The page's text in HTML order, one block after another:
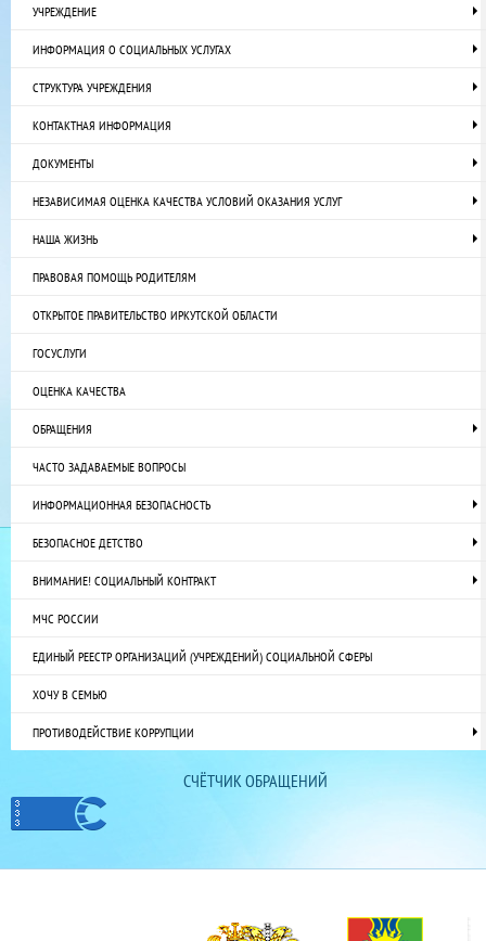
УЧРЕЖДЕНИЕ
ИНФОРМАЦИЯ О СОЦИАЛЬНЫХ УСЛУГАХ
СТРУКТУРА УЧРЕЖДЕНИЯ
КОНТАКТНАЯ ИНФОРМАЦИЯ
ДОКУМЕНТЫ
НЕЗАВИСИМАЯ ОЦЕНКА КАЧЕСТВА УСЛОВИЙ ОКАЗАНИЯ УСЛУГ
НАША ЖИЗНЬ
ПРАВОВАЯ ПОМОЩЬ РОДИТЕЛЯМ
ОТКРЫТОЕ ПРАВИТЕЛЬСТВО ИРКУТСКОЙ ОБЛАСТИ
ГОСУСЛУГИ
ОЦЕНКА КАЧЕСТВА
ОБРАЩЕНИЯ
ЧАСТО ЗАДАВАЕМЫЕ ВОПРОСЫ
ИНФОРМАЦИОННАЯ БЕЗОПАСНОСТЬ
БЕЗОПАСНОЕ ДЕТСТВО
ВНИМАНИЕ! СОЦИАЛЬНЫЙ КОНТРАКТ
МЧС РОССИИ
ЕДИНЫЙ РЕЕСТР ОРГАНИЗАЦИЙ (УЧРЕЖДЕНИЙ) СОЦИАЛЬНОЙ СФЕРЫ
ХОЧУ В СЕМЬЮ
ПРОТИВОДЕЙСТВИЕ КОРРУПЦИИ
СЧЁТЧИК ОБРАЩЕНИЙ